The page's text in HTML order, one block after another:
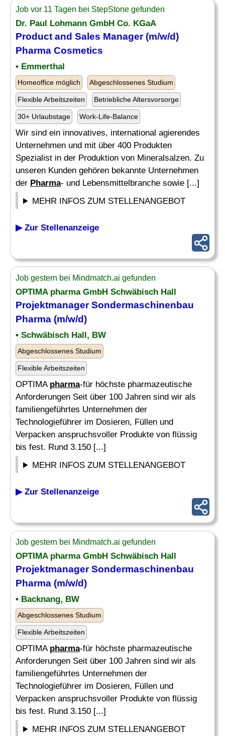
Job vor 11 Tagen bei StepStone gefunden
Dr. Paul Lohmann GmbH Co. KGaA
Product and Sales Manager(m/w/d)
Pharma Cosmetics
• Emmerthal
Homeoffice möglich Abgeschlossenes Studium
Flexible Arbeitszeiten Betriebliche Altersvorsorge
30+ Urlaubstage Work-Life-Balance
Wir sind ein innovatives, international agierendes
Unternehmen und mit über 400 Produkten
Spezialist in der Produktion von Mineralsalzen. Zu
unseren Kunden gehören bekannte Unternehmen
der Pharma- und Lebensmittelbranche sowie [...]
MEHR INFOS ZUM STELLENANGEBOT
▶ Zur Stellenanzeige
Job gestern bei Mindmatch.ai gefunden
OPTIMA pharmaGmbH Schwäbisch Hall
Projektmanager Sondermaschinenbau
Pharma (m/w/d)
• Schwäbisch Hall, BW
Abgeschlossenes Studium
Flexible Arbeitszeiten
OPTIMA pharma-für höchste pharmazeutische
Anforderungen Seit über 100 Jahren sind wir als
familiengeführtes Unternehmen der
Technologieführer im Dosieren, Füllen und
Verpacken anspruchsvoller Produkte von flüssig
bis fest. Rund 3.150 [...]
MEHR INFOS ZUM STELLENANGEBOT
▶ Zur Stellenanzeige
Job gestern bei Mindmatch.ai gefunden
OPTIMA pharmaGmbH Schwäbisch Hall
Projektmanager Sondermaschinenbau
Pharma (m/w/d)
• Backnang, BW
Abgeschlossenes Studium
Flexible Arbeitszeiten
OPTIMA pharma-für höchste pharmazeutische
Anforderungen Seit über 100 Jahren sind wir als
familiengeführtes Unternehmen der
Technologieführer im Dosieren, Füllen und
Verpacken anspruchsvoller Produkte von flüssig
bis fest. Rund 3.150 [...]
MEHR INFOS ZUM STELLENANGEBOT